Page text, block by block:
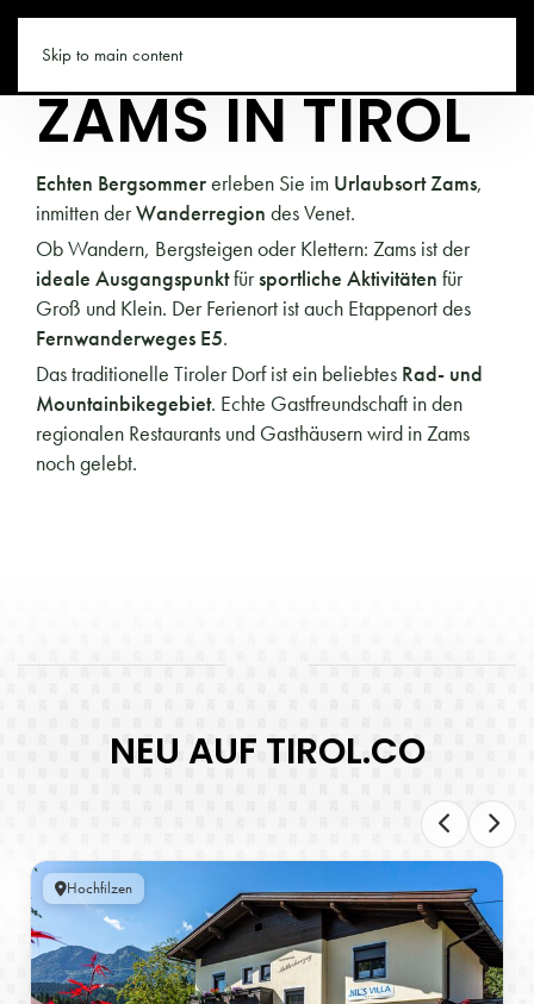
Skip to main content
TIROL.CO
ZAMS IN TIROL
Echten Bergsommererleben Sie im Urlaubsort Zams,
inmitten derWanderregion des Venet.
Ob Wandern, Bergsteigen oder Klettern: Zams ist der
ideale Ausgangspunktfürsportliche Aktivitäten für
Groß und Klein. Der Ferienort ist auch Etappenort des
Fernwanderweges E5.
Das traditionelle Tiroler Dorf ist ein beliebtes Rad- und
Mountainbikegebiet. Echte Gastfreundschaft in den
regionalen Restaurants und Gasthäusern wird in Zams
noch gelebt.
NEU AUF TIROL.CO
Hochfilzen